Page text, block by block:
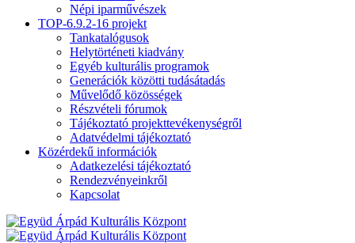
Népi iparművészek
TOP-6.9.2-16 projekt
Tankatalógusok
Helytörténeti kiadvány
Egyéb kulturális programok
Generációk közötti tudásátadás
Művelődő közösségek
Részvételi fórumok
Tájékoztató projekttevékenységről
Adatvédelmi tájékoztató
Közérdekű információk
Adatkezelési tájékoztató
Rendezvényeinkről
Kapcsolat